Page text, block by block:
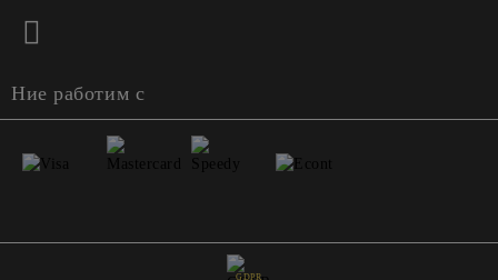
Ние работим с
GDPR